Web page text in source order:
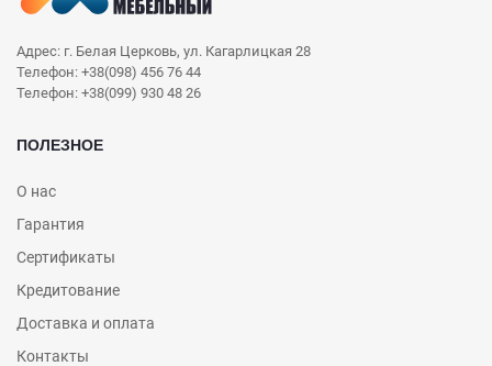
Адрес: г. Белая Церковь, ул. Кагарлицкая 28
Телефон: +38(098) 456 76 44
Телефон: +38(099) 930 48 26
ПОЛЕЗНОЕ
О нас
Гарантия
Сертификаты
Кредитование
Доставка и оплата
Контакты